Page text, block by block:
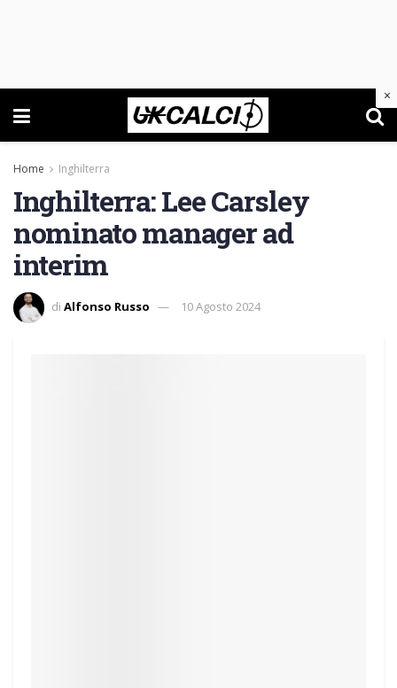
Home Inghilterra
Inghilterra: Lee Carsley
nominato manager ad
interim
di Alfonso Russo 10 Agosto 2024
×